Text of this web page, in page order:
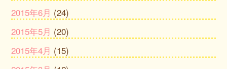
2015年6月 (24)
2015年5月 (20)
2015年4月 (15)